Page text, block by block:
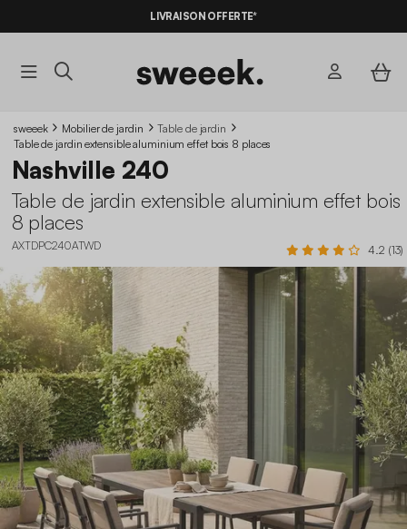
LIVRAISON OFFERTE*
sweeek Mobilier de jardin
Table de jardin
Table de jardin extensible aluminium effet bois 8 places
Nashville 240
Table de jardin extensible aluminium effet bois
8 places
AXTDPC240ATWD 4.2 (13)